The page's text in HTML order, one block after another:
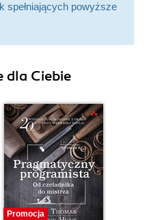
spełniających powyższe
dla Ciebie
Promocja